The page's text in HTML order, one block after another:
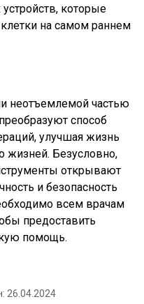
которые
на самом раннем
неотъемлемой частью
способ
улучшая жизнь
жизней. Безусловно,
открывают
и безопасность
всем врачам
предоставить
помощь.
26.04.2024